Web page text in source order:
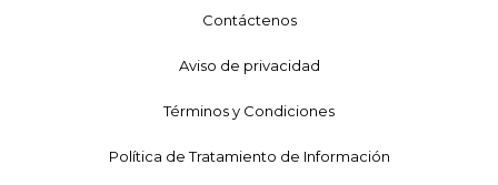
Contáctenos
Aviso de privacidad
Términos y Condiciones
Política de Tratamiento de Información